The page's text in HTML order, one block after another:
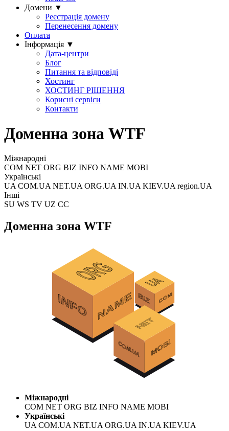
Домени ▼
Реєстрація домену
Перенесення домену
Оплата
Інформація ▼
Дата-центри
Блог
Питання та відповіді
Хостинг
ХОСТИНГ РІШЕННЯ
Корисні сервіси
Контакти
Доменна зона WTF
Міжнародні
COM NET ORG BIZ INFO NAME MOBI
Українські
UA COM.UA NET.UA ORG.UA IN.UA KIEV.UA region.UA
Інші
SU WS TV UZ CC
Доменна зона WTF
Міжнародні
COM NET ORG BIZ INFO NAME MOBI
Українські
UA COM.UA NET.UA ORG.UA IN.UA KIEV.UA